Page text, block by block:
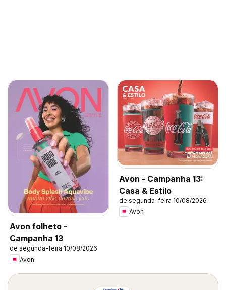
Avon folheto -
Campanha 13
de segunda-feira 10/08/2026
Avon
Avon - Campanha 13:
Casa & Estilo
de segunda-feira 10/08/2026
Avon